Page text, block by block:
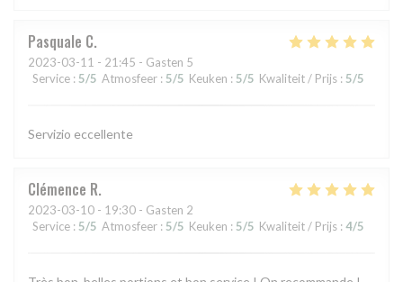
Pasquale C
2023-03-11 - 21:45 - Gasten 5
Service : 5/5 Atmosfeer : 5/5 Keuken : 5/5 Kwaliteit / Prijs : 5/5
Servizio eccellente
Clémence R
2023-03-10 - 19:30 - Gasten 2
Service : 5/5 Atmosfeer : 5/5 Keuken : 5/5 Kwaliteit / Prijs : 4/5